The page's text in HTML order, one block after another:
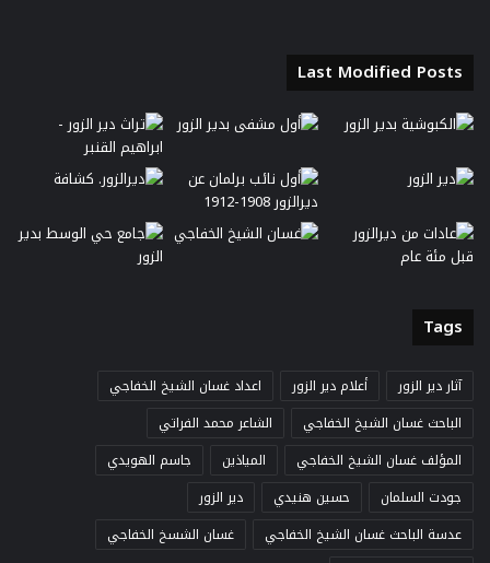
Last Modified Posts
Tags
آثار دير الزور أعلام دير الزور
اعداد غسان الشيخ الخفاجي
الباحث غسان الشيخ الخفاجي
الشاعر محمد الفراتي
المؤلف غسان الشيخ الخفاجي
المياذين
جاسم الهويدي
جودت السلمان
حسين هنيدي
دير الزور
عدسة الباحث غسان الشيخ الخفاجي
غسان الشسخ الخفاجي